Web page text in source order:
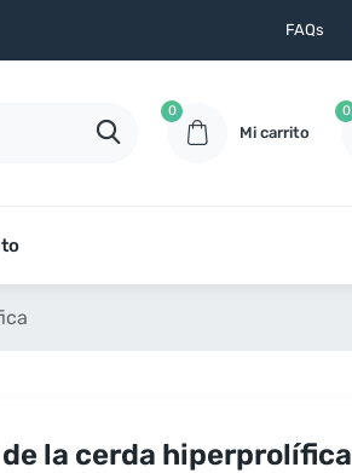
FAQs
0
Mi carrito
0
la cerda hiperprolífica